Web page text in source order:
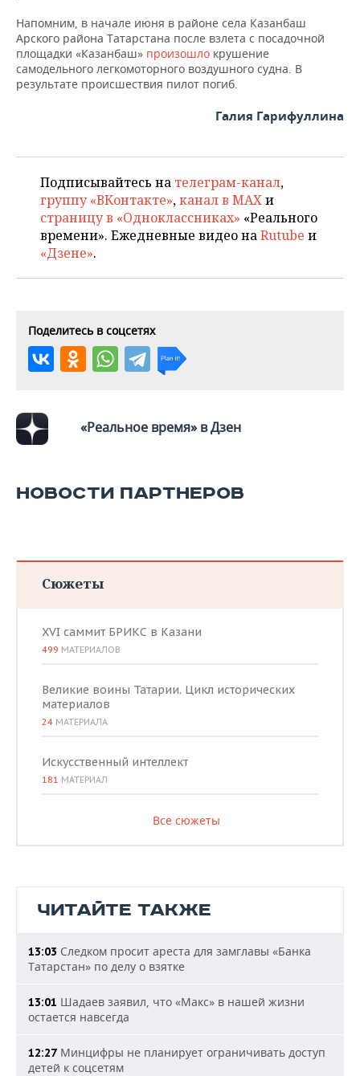
ONLINE-КОНФЕРЕНЦИИ
ОТКРЫТАЯ ЛЕКЦИЯ
ХОККЕЙ
БАСКЕТБОЛ
ФИГУРНОЕ КАТАНИЕ
ВОДНЫЕ ВИДЫ СПОРТА
ХОККЕЙ С МЯЧОМ
ВЛАСТЬ
ИНФРАСТРУКТУРА
МЕДИЦИНА
ОБРАЗОВАНИЕ
ПРОИСШЕСТВИЯ
СЮЖЕТЫ
СПРАВОЧНИК
Напомним, в начале июня в районе села Казанбаш
Арского района Татарстана после взлета с посадочной
площадки «Казанбаш» произошло крушение
самодельного легкомоторного воздушного судна. В
результате происшествия пилот погиб.
Галия Гарифуллина
Подписывайтесь на телеграм-канал,
группу «ВКонтакте»,канал в MAXи
страницу в «Одноклассниках» «Реального
времени». Ежедневные видео наRutube и
«Дзене».
Поделитесь в соцсетях
«Реальное время» в Дзен
НОВОСТИ ПАРТНЕРОВ
Сюжеты
XVI саммит БРИКС в Казани
499 МАТЕРИАЛОВ
Великие воины Татарии. Цикл исторических
материалов
24 МАТЕРИАЛА
Искусственный интеллект
181 МАТЕРИАЛ
Все сюжеты
ЧИТАЙТЕ ТАКЖЕ
13:03 Следком просит ареста для замглавы «Банка
Татарстан» по делу о взятке
13:01 Шадаев заявил, что «Макс» в нашей жизни
остается навсегда
12:27 Минцифры не планирует ограничивать доступ
детей к соцсетям